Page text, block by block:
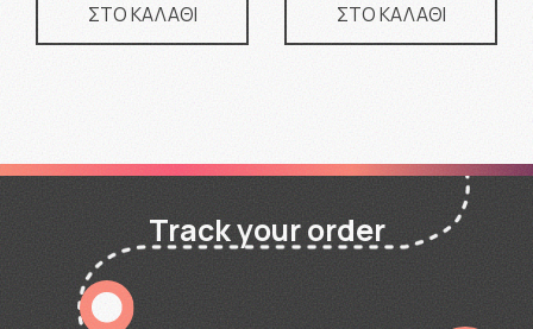
ΣΤΟ ΚΑΛΑΘΙ ΣΤΟ ΚΑΛΑΘΙ
Track your order